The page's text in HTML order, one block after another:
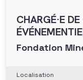
CHARGÉ·E
Fondation
Localisation